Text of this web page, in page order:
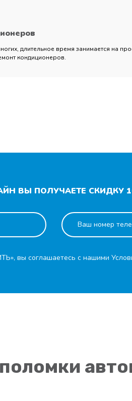
длительное время занимается на
кондиционеров.
ВЫ ПОЛУЧАЕТЕ СКИДКУ
вы соглашаетесь с нашими